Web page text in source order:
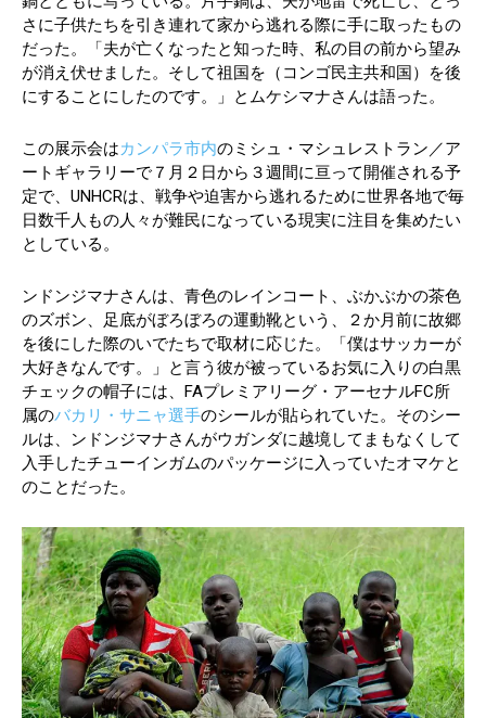
さに子供たちを引き連れて家から逃れる際に手に取ったもの
だった。「夫が亡くなったと知った時、私の目の前から望み
が消え伏せました。そして祖国を（コンゴ民主共和国）を後
にすることにしたのです。」とムケシマナさんは語った。
この展示会はカンパラ市内のミシュ・マシュレストラン／ア
ートギャラリーで７月２日から３週間に亘って開催される予
定で、UNHCRは、戦争や迫害から逃れるために世界各地で毎
日数千人もの人々が難民になっている現実に注目を集めたい
としている。
ンドンジマナさんは、青色のレインコート、ぶかぶかの茶色
のズボン、足底がぼろぼろの運動靴という、２か月前に故郷
を後にした際のいでたちで取材に応じた。「僕はサッカーが
大好きなんです。」と言う彼が被っているお気に入りの白黒
チェックの帽子には、FAプレミアリーグ・アーセナルFC所
属のバカリ・サニャ選手のシールが貼られていた。そのシー
ルは、ンドンジマナさんがウガンダに越境してまもなくして
入手したチューインガムのパッケージに入っていたオマケと
のことだった。